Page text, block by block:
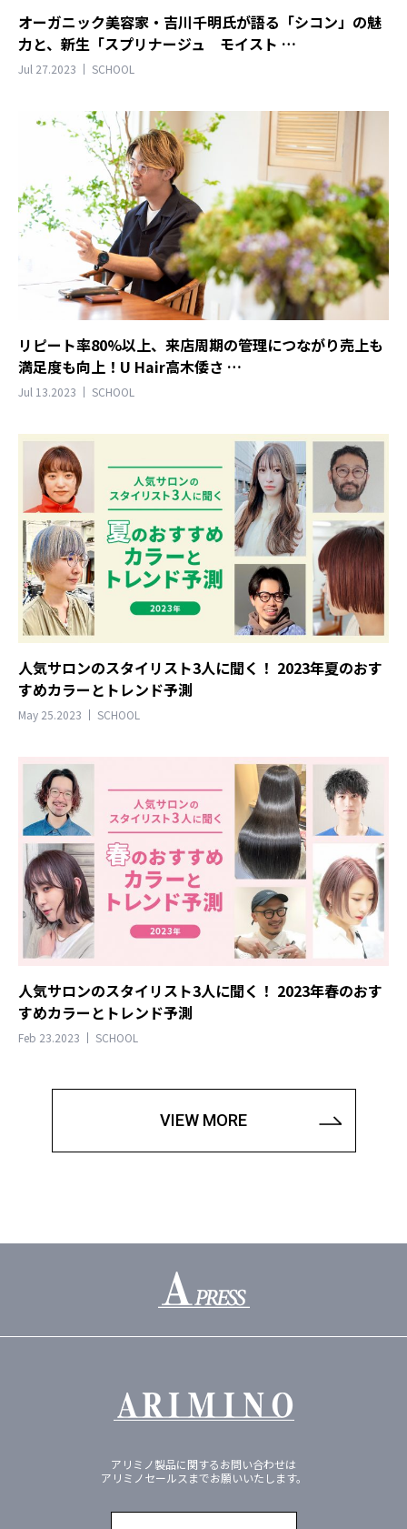
オーガニック美容家・吉川千明氏が語る「シコン」の魅
力と、新生「スプリナージュ モイスト …
Jul 27.2023 SCHOOL
リピート率80%以上、来店周期の管理につながり売上も
満足度も向上！U Hair高木倭さ …
Jul 13.2023 SCHOOL
人気サロンのスタイリスト3人に聞く！ 2023年夏のおす
すめカラーとトレンド予測
May 25.2023 SCHOOL
人気サロンのスタイリスト3人に聞く！ 2023年春のおす
すめカラーとトレンド予測
Feb 23.2023 SCHOOL
VIEW MORE
アリミノ製品に関するお問い合わせは
アリミノセールスまでお願いいたします。